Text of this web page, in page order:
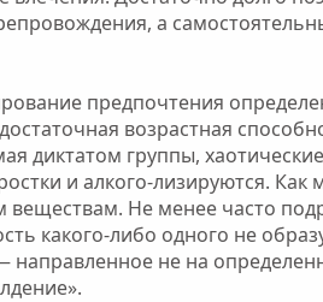
а
предпочтения
возрастная
диктатом группы,
и алкого-лизируются. Как
Не менее часто
какого-либо одного не
направленное не на